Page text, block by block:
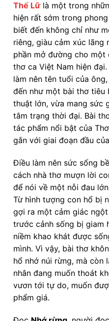
Thế Lữlà một trong
hiện rất sớm trong
biết đến không chỉ như
riêng, giàu cảm xúc lãng
phần mở đường cho
thơ ca Việt Nam hiện
làm nên tên tuổi của ông,
đến như một bài thơ tiêu
thuật lớn, vừa mang sức
tâm trạng thời đại. Bài
tác phẩm nổi bật của
gắn với giai đoạn đầu
Điều làm nên sức sống
cách nhà thơ mượn lời
để nói về một nỗi đau
Từ hình tượng con hổ bị
gợi ra một cảm giác
trước cảnh sống bị giam
niềm khao khát được
mình. Vì vậy, bài thơ
hổ nhớ núi rừng, mà còn
nhân đang muốn thoát
vươn tới tự do, muốn
phẩm giá.